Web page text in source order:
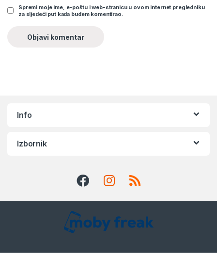
Spremi moje ime, e-poštu i web-stranicu u ovom internet pregledniku
za sljedeći put kada budem komentirao.
Info
Izbornik